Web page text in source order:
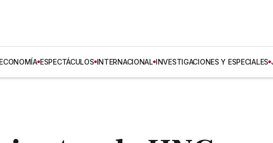
ECONOMÍA ESPECTÁCULOS INTERNACIONAL INVESTIGACIONES Y ESPECIALES